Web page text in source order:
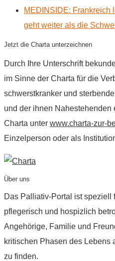
MEDINSIDE: Frankreich
geht weiter als die
Jetzt die Charta unterzeichnen
Durch Ihre Unterschrift
im Sinne der Charta für die
schwerstkranker und
und der ihnen
Charta unter www.charta-zur-
Einzelperson oder als
Über uns
Das Palliativ-Portal ist speziell
pflegerisch und hospizlich
Angehörige, Familie und
kritischen Phasen des Lebens
zu finden.